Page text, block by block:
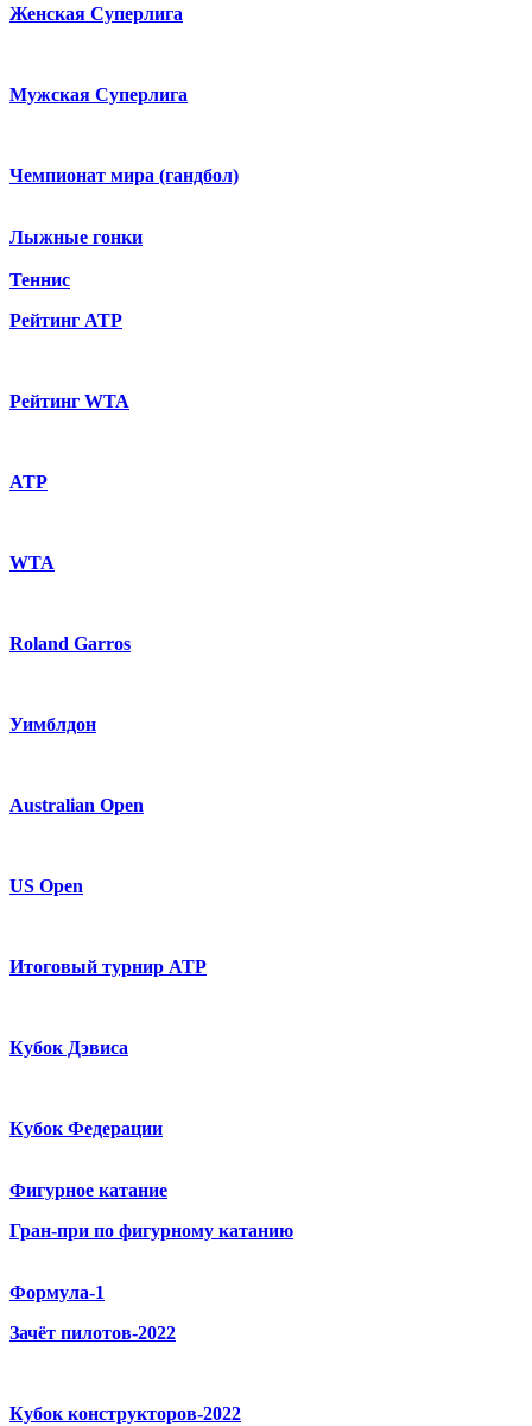
Женская Суперлига
Мужская Суперлига
Чемпионат мира (гандбол)
Лыжные гонки
Теннис
Рейтинг ATP
Рейтинг WTA
ATP
WTA
Roland Garros
Уимблдон
Australian Open
US Open
Итоговый турнир ATP
Кубок Дэвиса
Кубок Федерации
Фигурное катание
Гран-при по фигурному катанию
Формула-1
Зачёт пилотов-2022
Кубок конструкторов-2022